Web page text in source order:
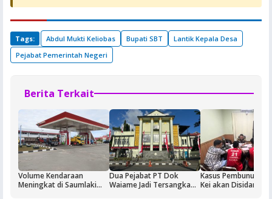
Tags: Abdul Mukti Keliobas Bupati SBT
Lantik Kepala Desa
Pejabat Pemerintah Negeri
Berita Terkait
Volume Kendaraan
Meningkat di Saumlaki
Dua Pejabat PT Dok
Waiame Jadi Tersangka
Kasus Pembunuhan
Kei akan